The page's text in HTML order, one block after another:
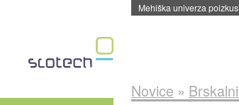
Evropska vesoljska
Novice »